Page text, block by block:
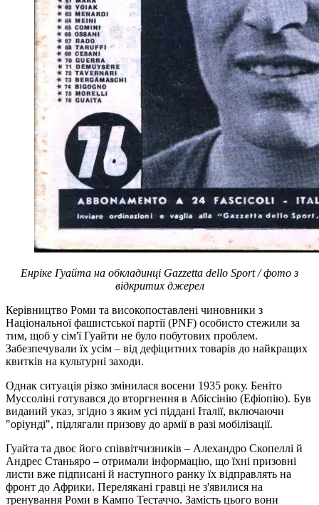
Енріке Гуайта на обкладинці Gazzetta dello Sport / фото з
відкритих джерел
Керівництво Роми та високопоставлені чиновники з
Національної фашистської партії (PNF) особисто стежили за
тим, щоб у сім'ї Гуайти не було побутових проблем.
Забезпечували їх усім – від дефіцитних товарів до найкращих
квитків на культурні заходи.
Однак ситуація різко змінилася восени 1935 року. Беніто
Муссоліні готувався до вторгнення в Абіссінію (Ефіопію). Був
виданий указ, згідно з яким усі піддані Італії, включаючи
"оріунді", підлягали призову до армії в разі мобілізації.
Гуайта та двоє його співвітчизників – Алехандро Скопеллі й
Андрес Станьяро – отримали інформацію, що їхні призовні
листи вже підписані й наступного ранку їх відправлять на
фронт до Африки. Перелякані гравці не з'явилися на
тренування Роми в Кампо Тестаччо. Замість цього вони